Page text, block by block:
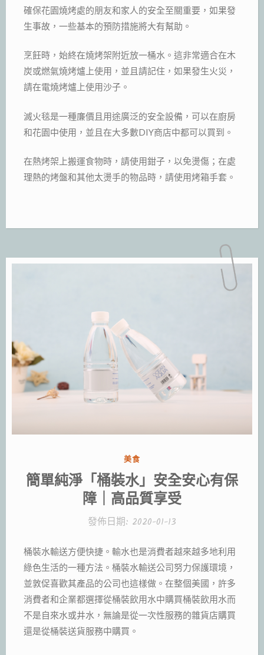
確保花園燒烤處的朋友和家人的安全至關重要，如果發
生事故，一些基本的預防措施將大有幫助。
烹飪時，始終在燒烤架附近放一桶水。這非常適合在木
炭或燃氣燒烤爐上使用，並且請記住，如果發生火災，
請在電燒烤爐上使用沙子。
滅火毯是一種廉價且用途廣泛的安全設備，可以在廚房
和花園中使用，並且在大多數DIY商店中都可以買到。
在熱烤架上搬運食物時，請使用鉗子，以免燙傷；在處
理熱的烤盤和其他太燙手的物品時，請使用烤箱手套。
分
類:
美食
簡單純淨「桶裝水」安全安心有保
障｜高品質享受
發佈日期: 2020-01-13
桶裝水輸送方便快捷。輸水也是消費者越來越多地利用
綠色生活的一種方法。桶裝水輸送公司努力保護環境，
並敦促喜歡其產品的公司也這樣做。在整個美國，許多
消費者和企業都選擇從桶裝飲用水中購買桶裝飲用水而
不是自來水或井水，無論是從一次性服務的雜貨店購買
還是從桶裝送貨服務中購買。